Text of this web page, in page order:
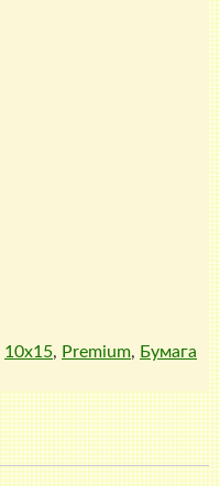
10x15, Premium, Бумага